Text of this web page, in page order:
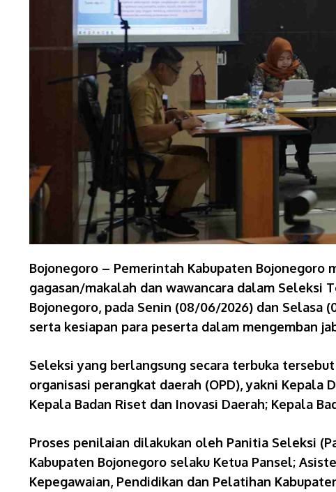
Bojonegoro – Pemerintah Kabupaten
gagasan/makalah dan wawancara dalam Seleksi
Bojonegoro, pada Senin (08/06/2026) dan
serta kesiapan para peserta dalam mengemban
Seleksi yang berlangsung secara terbuka
organisasi perangkat daerah (OPD), yakni Kepala
Kepala Badan Riset dan Inovasi Daerah; Kepala
Proses penilaian dilakukan oleh Panitia Seleksi
Kabupaten Bojonegoro selaku Ketua Pansel;
Kepegawaian, Pendidikan dan Pelatihan